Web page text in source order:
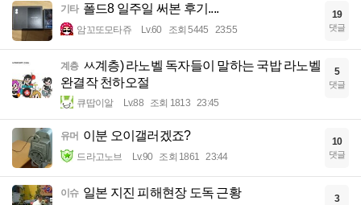
기타 폴드8 일주일 써본 후기....
암꼬또모타쥬 Lv.60 조회 5445 23:55
19
댓글
계층 ㅆ계층) 라노벨 독자들이 말하는 국밥 라노벨
완결작 천하오절
큐땁이알 Lv.88 조회 1813 23:45
5
댓글
유머 이분 오이갤러겠죠?
드라고노브 Lv.90 조회 1861 23:44
10
댓글
이슈 일본 지진 피해현장 도독 근황 3